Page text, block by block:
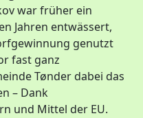
war früher ein
Jahren entwässert,
genutzt
fast ganz
Tønder dabei das
– Dank
und Mittel der EU.